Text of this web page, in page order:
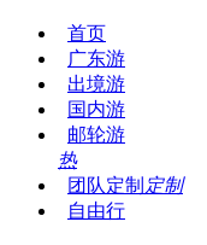
首页
广东游
出境游
国内游
邮轮游
热
团队定制 定制
自由行